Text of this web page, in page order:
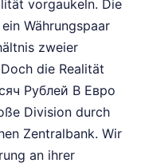
vorgaukeln. Die
Währungspaar
zweier
die Realität
Рублей В Евро
Division durch
Zentralbank. Wir
an ihrer